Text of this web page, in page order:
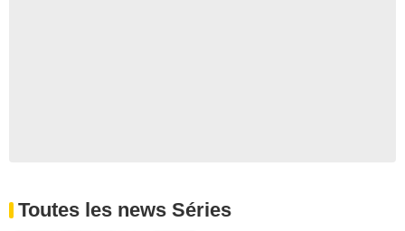
Toutes les news Séries